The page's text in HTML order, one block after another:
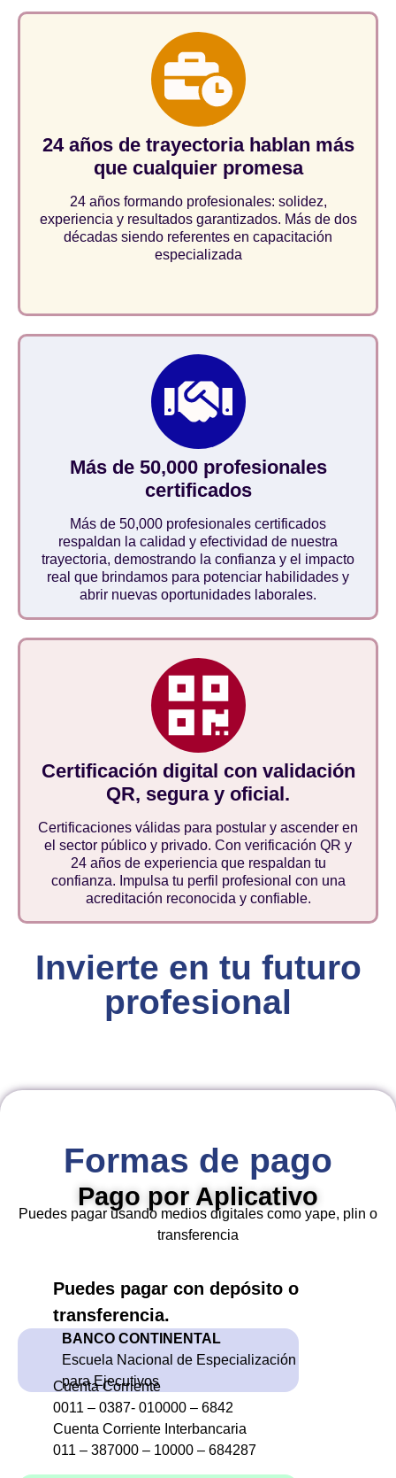
24 años de trayectoria hablan más
que cualquier promesa
24 años formando profesionales: solidez,
experiencia y resultados garantizados. Más de dos
décadas siendo referentes en capacitación
especializada
Más de 50,000 profesionales
certificados
Más de 50,000 profesionales certificados
respaldan la calidad y efectividad de nuestra
trayectoria, demostrando la confianza y el impacto
real que brindamos para potenciar habilidades y
abrir nuevas oportunidades laborales.
Certificación digital con validación
QR, segura y oficial.
Certificaciones válidas para postular y ascender en
el sector público y privado. Con verificación QR y
24 años de experiencia que respaldan tu
confianza. Impulsa tu perfil profesional con una
acreditación reconocida y confiable.
Invierte en tu futuro
profesional
Formas de pago
Pago por Aplicativo
Puedes pagar usando medios digitales como yape, plin o
transferencia
Puedes pagar con depósito o
transferencia.
BANCO CONTINENTAL
Escuela Nacional de Especialización
para Ejecutivos
Cuenta Corriente
0011 – 0387- 010000 – 6842
Cuenta Corriente Interbancaria
011 – 387000 – 10000 – 684287